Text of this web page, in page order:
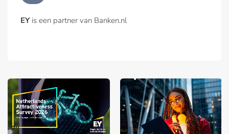
EYis een partner van Banken.nl